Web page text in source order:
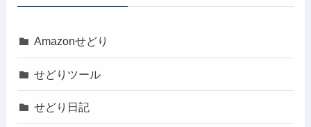
Amazonせどり
せどりツール
せどり日記